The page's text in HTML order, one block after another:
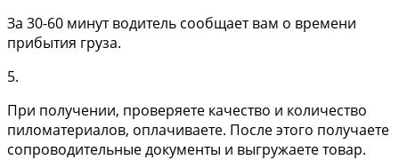
За 30-60 минут водитель сообщает вам о времени
прибытия груза.
5.
При получении, проверяете качество и количество
пиломатериалов, оплачиваете. После этого получаете
сопроводительные документы и выгружаете товар.